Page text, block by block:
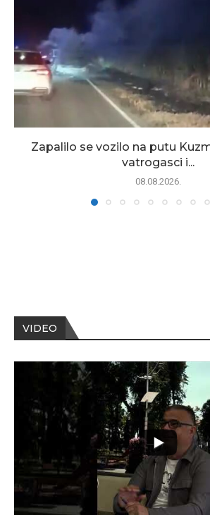
Zapalilo se vozilo na putu
vatrogasci i...
08.08.2026.
VIDEO